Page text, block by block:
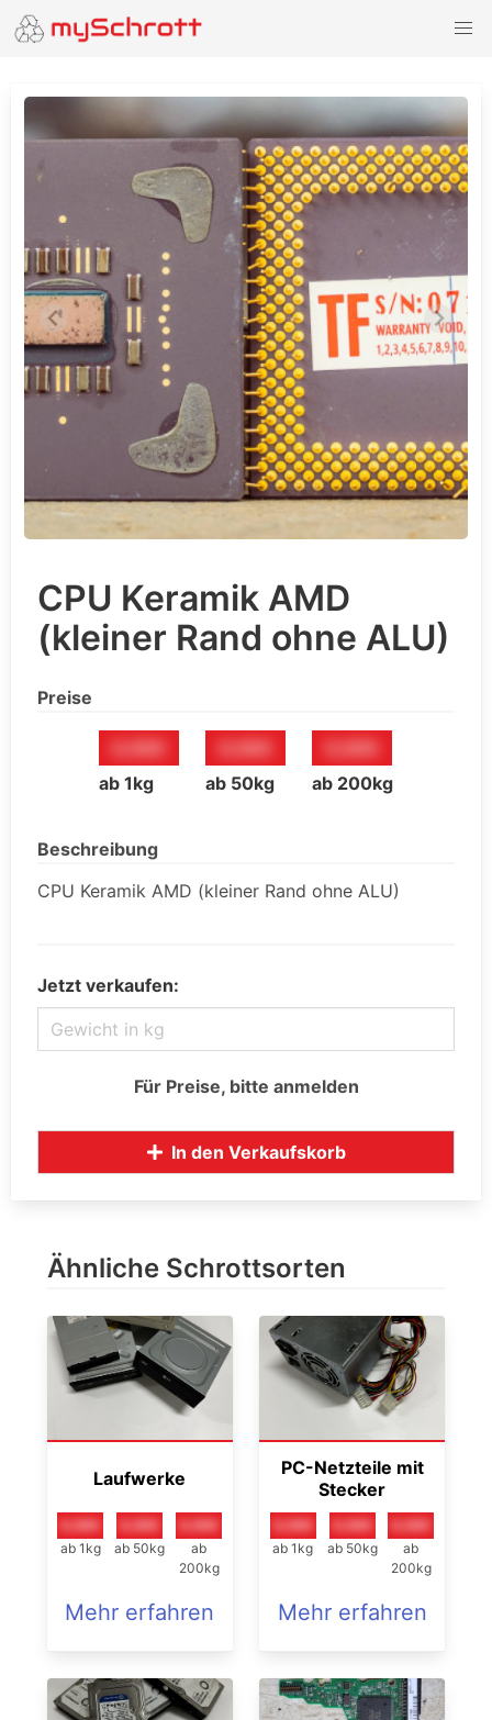
CPU Keramik AMD
(kleiner Rand ohne ALU)
Preise
ab 1kg
ab 50kg
ab 200kg
Beschreibung
CPU Keramik AMD (kleiner Rand ohne ALU)
Jetzt verkaufen:
Für Preise, bitte anmelden
In den Verkaufskorb
Ähnliche Schrottsorten
Laufwerke
0,00€
ab 1kg
0,00€
ab 50kg
0,00€
ab
200kg
Mehr erfahren
PC-Netzteile mit
Stecker
0,00€
ab 1kg
0,00€
ab 50kg
0,00€
ab
200kg
Mehr erfahren